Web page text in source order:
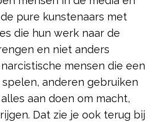
pure kunstenaars met
die hun werk naar de
en niet anders
mensen die een
anderen gebruiken
aan doen om macht,
Dat zie je ook terug bij